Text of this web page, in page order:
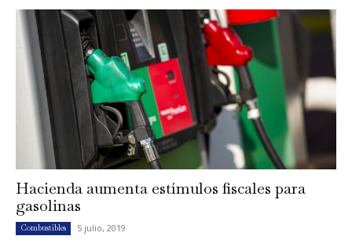
Hacienda aumenta estímulos fiscales para
gasolinas
Combustibles 5 julio, 2019